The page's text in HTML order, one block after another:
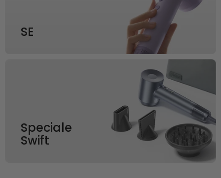
SE
Speciale
Swift